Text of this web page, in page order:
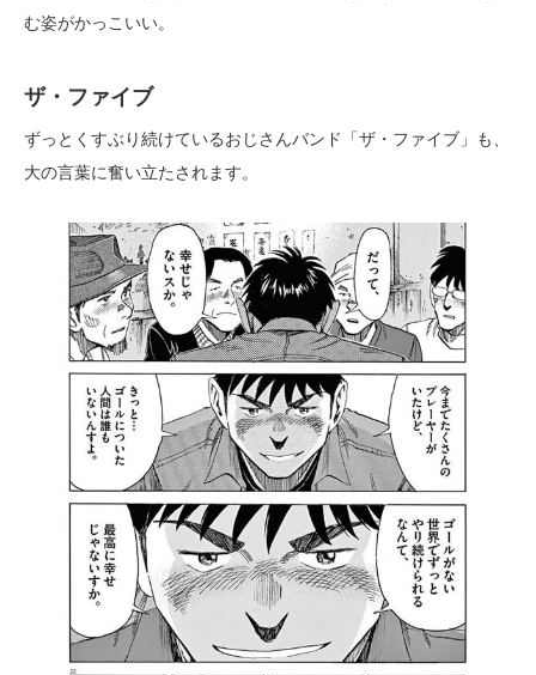
む姿がかっこいい。
ザ・ファイブ
ずっとくすぶり続けているおじさんバンド「ザ・ファイブ」も、
大の言葉に奮い立たされます。